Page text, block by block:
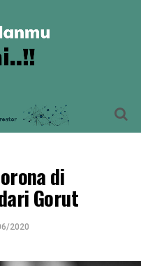
di
Gorut
2020